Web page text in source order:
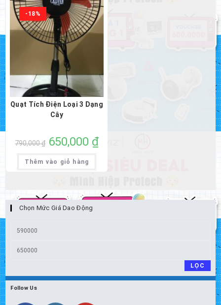
-18%
Quạt Tích Điện Loại 3 Dạng
Cây
790,000₫
Giá
gốc
là:
790,000 ₫.
650,000 ₫Giá
Thêm vào giỏ hàng
Chọn Mức Giá Dao Động
nhất
LỌC
Follow Us